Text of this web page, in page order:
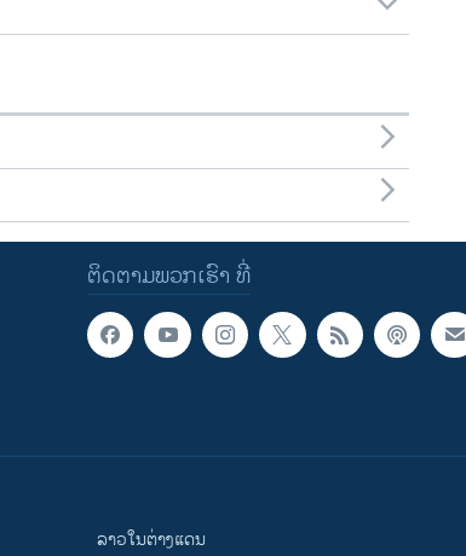
ຕິດຕາມພວກເຮົາ ທີ່
ລາວໃນຕ່າງແດນ